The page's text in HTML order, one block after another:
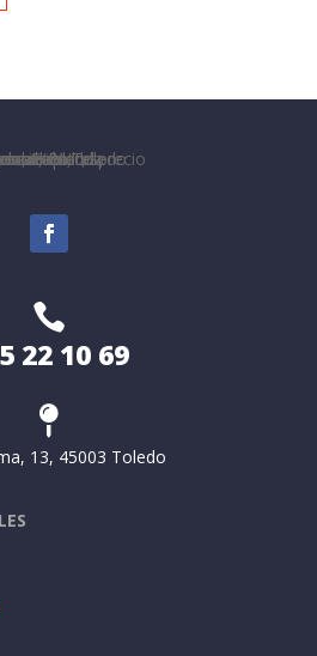

22 10 69

13, 45003 Toledo